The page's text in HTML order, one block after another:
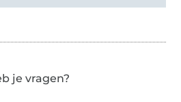
je vragen?